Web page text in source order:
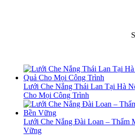
Lưới Che Nắng Thái Lan Tại Hà
Cho Mọi Công Trình
Lưới Che Nắng Đài Loan – Thẩm
Vững